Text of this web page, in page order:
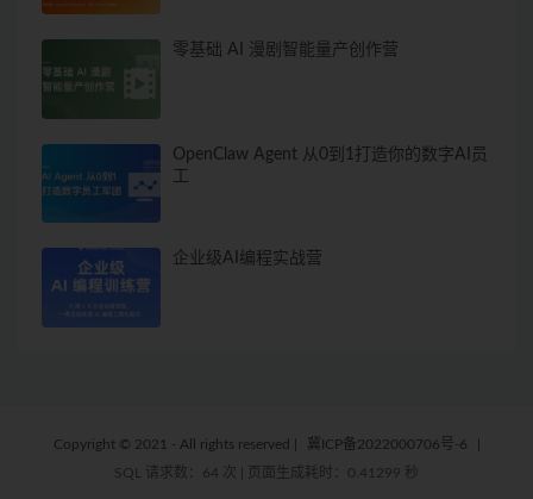
零基础 AI 漫剧智能量产创作营
OpenClaw Agent 从0到1打造你的数字AI员
工
企业级AI编程实战营
Copyright © 2021 - All rights reserved 冀ICP备2022000706号-6
SQL 请求数：64 次
页面生成耗时：0.41299 秒